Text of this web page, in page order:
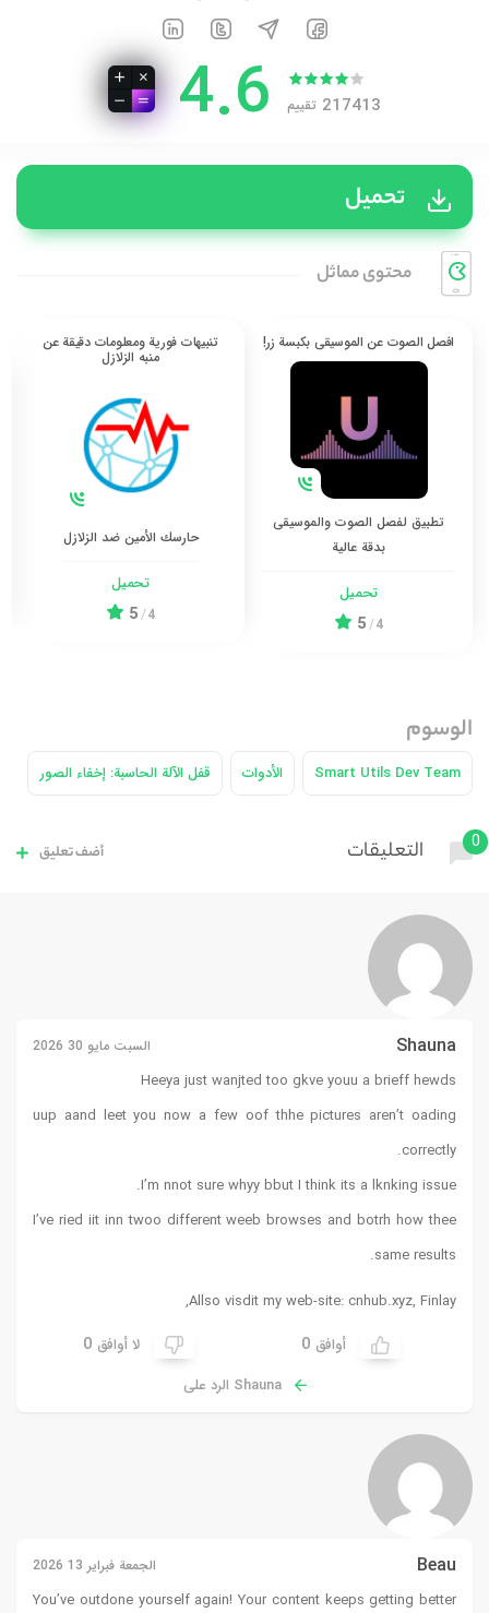
217413 تقييم 4.6
تحميل
محتوی مماثل
افصل الصوت عن الموسيقى بكبسة زر!
تطبيق لفصل الصوت والموسيقى
بدقة عالية
تحميل
4
/
5
تنبيهات فورية ومعلومات دقيقة عن
منبه الزلازل
حارسك الأمين ضد الزلازل
تحميل
4
/
5
الوسوم
Smart Utils Dev Team الأدوات قفل الآلة الحاسبة: إخفاء الصور
0 التعليقات أضف تعليق
Shauna السبت مايو 30 2026
Heeya just wanjted too gkve youu a brieff hewds
uup aand leet you now a few oof thhe pictures aren’t oading
correctly.
I’m nnot sure whyy bbut I think its a lknking issue.
I’ve ried iit inn twoo different weeb browses and botrh how thee
same results.
Allso visdit my web-site: cnhub.xyz, Finlay
,
أوافق 0 لا أوافق 0
Shauna الرد على
Beau الجمعة فبراير 13 2026
You’ve outdone yourself again! Your content keeps getting better